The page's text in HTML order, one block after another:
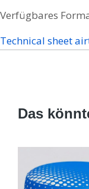
Verfügbares
Technical sheet
Das